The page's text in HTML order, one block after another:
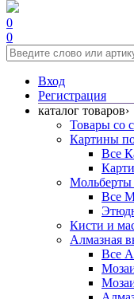
0
0
Вход
Регистрация
каталог товаров›
Товары со
Картины
Все
Мольберты
Все
Кисти и
Алмазная
Все